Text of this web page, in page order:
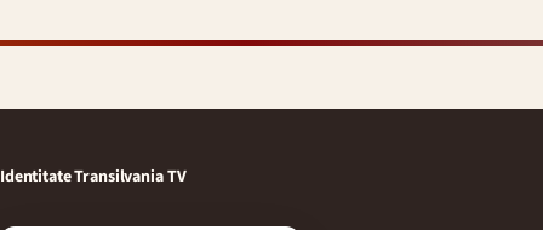
Identitate Transilvania TV